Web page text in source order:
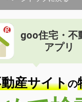
丁目
沖縄県浦添市城間２丁
積 23.18m²
り
1K
丁目
goo住宅・不
アプリ
産サイトの